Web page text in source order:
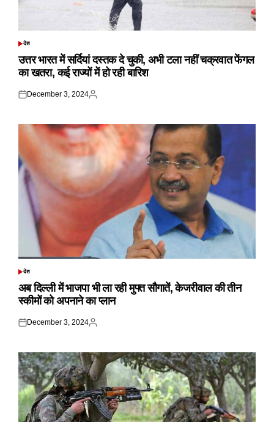
POSTED
देश
उत्तर भारत में सर्दियां दस्तक दे चुकी, अभी टला नहीं चक्रवात फेंगल
का खतरा, कई राज्यों में हो रही बारिश
Posted
December 3, 2024
Posted
POSTED
देश
अब दिल्ली में भाजपा भी ला रही मुफ्त सौगातें, केजरीवाल की तीन
स्कीमों को अपनाने का प्लान
Posted
December 3, 2024
Posted